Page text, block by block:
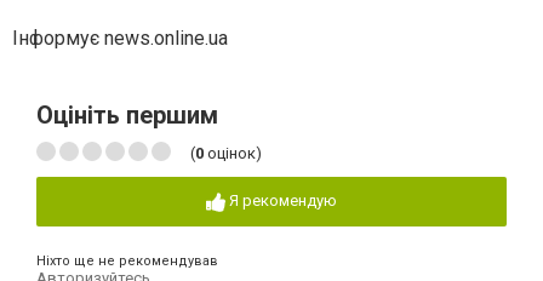
Інформує news.online.ua
Оцініть першим
(0 оцінок)
Я рекомендую
Ніхто ще не рекомендував